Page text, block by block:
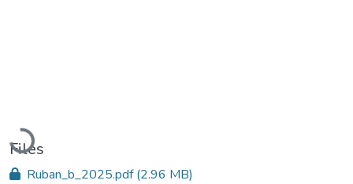
Loading...
Files
Ruban_b_2025.pdf(2.96 MB)